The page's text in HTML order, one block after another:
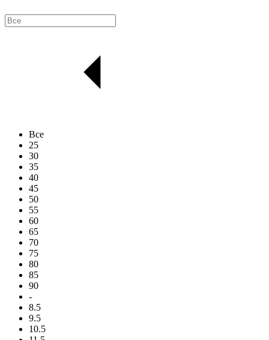
Все
25
30
35
40
45
50
55
60
65
70
75
80
85
90
-
8.5
9.5
10.5